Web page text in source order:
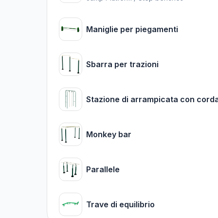
Maniglie per piegamenti
Sbarra per trazioni
Stazione di arrampicata con
Monkey bar
Parallele
Trave di equilibrio